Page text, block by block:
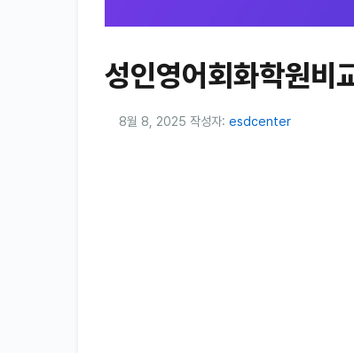
성인영어회화학원비
8월 8, 2025 작성자: esdcenter